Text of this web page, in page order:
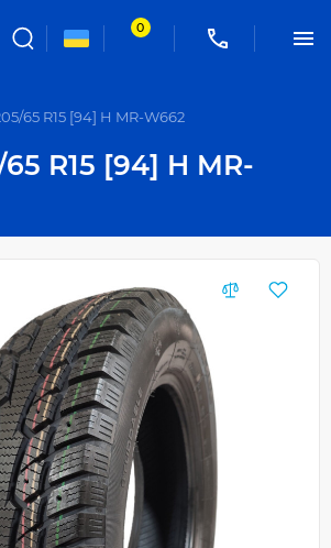
0
65 R15 [94] H MR-W662
R15 [94] H MR-